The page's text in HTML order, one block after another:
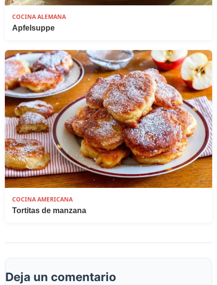
COCINA ALEMANA
Apfelsuppe
COCINA AMERICANA
Tortitas de manzana
Deja un comentario